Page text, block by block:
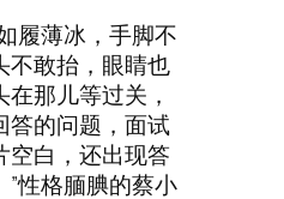
履薄冰，手脚不
不敢抬，眼睛也
那儿等过关，
答的问题，面试
空白，还出现答
性格腼腆的蔡小